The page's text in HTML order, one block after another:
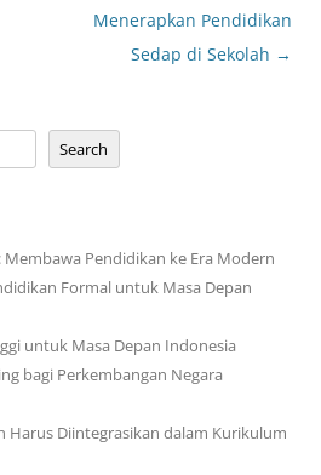
Menerapkan Pendidikan
Sedap di Sekolah →
Search
Pendidikan ke Era Modern
Formal untuk Masa Depan
untuk Masa Depan Indonesia
bagi Perkembangan Negara
Harus Diintegrasikan dalam Kurikulum